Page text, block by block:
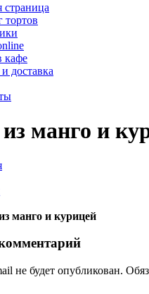
страница
тортов
доставка
манго и
манго и курицей
не будет опубликован.